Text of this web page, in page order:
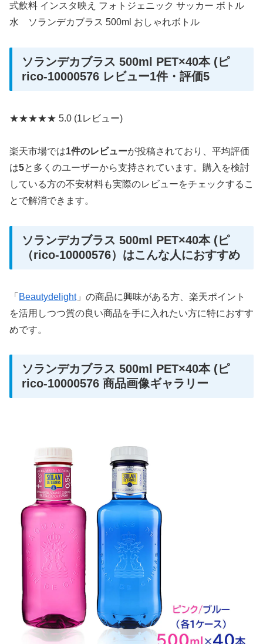
式飲料 インスタ映え フォトジェニック サッカー ボトル
水 ソランデカブラス 500ml おしゃれボトル
ソランデカブラス 500ml PET×40本 (ピ
rico-10000576 レビュー1件・評価5
★★★★★ 5.0 (1レビュー)
楽天市場では1件のレビューが投稿されており、平均評価
は5と多くのユーザーから支持されています。購入を検討
している方の不安材料も実際のレビューをチェックするこ
とで解消できます。
ソランデカブラス 500ml PET×40本 (ピ
（rico-10000576）はこんな人におすすめ
「 Beautydelight」の商品に興味がある方、楽天ポイント
を活用しつつ質の良い商品を手に入れたい方に特におすす
めです。
ソランデカブラス 500ml PET×40本 (ピ
rico-10000576 商品画像ギャラリー